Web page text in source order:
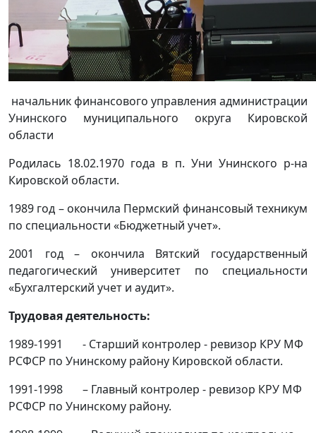
начальник финансового управления администрации
Унинского муниципального округа Кировской
области
Родилась 18.02.1970 года в п. Уни Унинского р-на
Кировской области.
1989 год – окончила Пермский финансовый техникум
по специальности «Бюджетный учет».
2001 год – окончила Вятский государственный
педагогический университет по специальности
«Бухгалтерский учет и аудит».
Трудовая деятельность:
1989-1991 - Старший контролер - ревизор КРУ МФ
РСФСР по Унинскому району Кировской области.
1991-1998 – Главный контролер - ревизор КРУ МФ
РСФСР по Унинскому району.